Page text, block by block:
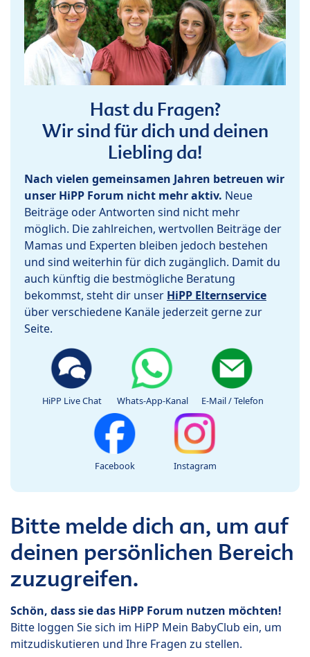
Hast du Fragen?
Wir sind für dich und deinen
Liebling da!
Nach vielen gemeinsamen Jahren betreuen wir
unser HiPP Forum nicht mehr aktiv. Neue
Beiträge oder Antworten sind nicht mehr
möglich. Die zahlreichen, wertvollen Beiträge der
Mamas und Experten bleiben jedoch bestehen
und sind weiterhin für dich zugänglich. Damit du
auch künftig die bestmögliche Beratung
bekommst, steht dir unser HiPP Elternservice
über verschiedene Kanäle jederzeit gerne zur
Seite.
HiPP Live Chat Whats-App-Kanal E-Mail / Telefon
Facebook Instagram
Bitte melde dich an, um auf
deinen persönlichen Bereich
zuzugreifen.
Schön, dass sie das HiPP Forum nutzen möchten!
Bitte loggen Sie sich im HiPP Mein BabyClub ein, um
mitzudiskutieren und Ihre Fragen zu stellen.